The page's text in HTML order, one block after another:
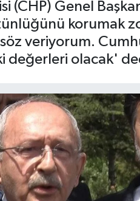
(CHP) Genel
korumak
veriyorum.
değerleri olacak'